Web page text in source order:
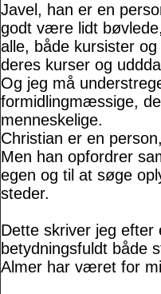
Javel, han er en
godt være lidt
alle, både kursister
deres kurser og
Og jeg må
formidlingmæssige,
menneskelige.
Christian er en
Men han opfordrer
egen og til at søge
steder.
Dette skriver jeg efter
betydningsfuldt både
Almer har været for